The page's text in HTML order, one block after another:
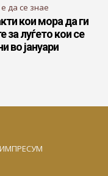
да се знае
кои мора да ги
за луѓето кои се
во јануари
ИМПРЕСУМ